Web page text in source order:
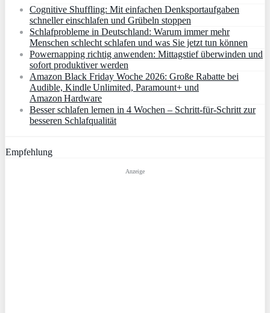
Cognitive Shuffling: Mit einfachen Denksportaufgaben
schneller einschlafen und Grübeln stoppen
Schlafprobleme in Deutschland: Warum immer mehr
Menschen schlecht schlafen und was Sie jetzt tun können
Powernapping richtig anwenden: Mittagstief überwinden und
sofort produktiver werden
Amazon Black Friday Woche 2026: Große Rabatte bei
Audible, Kindle Unlimited, Paramount+ und
Amazon Hardware
Besser schlafen lernen in 4 Wochen – Schritt‑für‑Schritt zur
besseren Schlafqualität
Empfehlung
Anzeige